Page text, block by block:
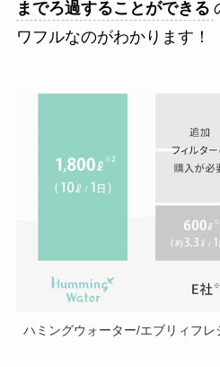
までろ過することができる
ワフルなのがわかります！
ハミングウォーター/エブリィフ